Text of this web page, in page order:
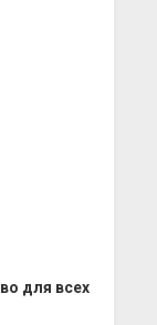
для всех